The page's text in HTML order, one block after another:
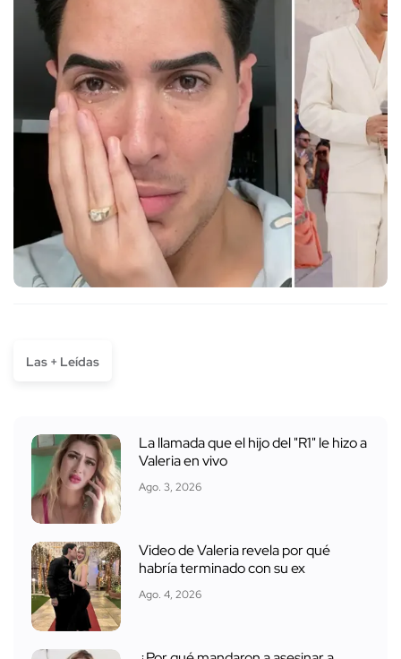
Las + Leídas
La llamada que el hijo del "R1" le hizo a
Valeria en vivo
Ago. 3, 2026
Video de Valeria revela por qué
habría terminado con su ex
Ago. 4, 2026